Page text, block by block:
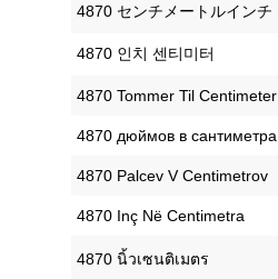
‎4870 センチメートルインチ
‎4870 인치 센티미터
‎4870 Tommer Til Centimeter
‎4870 дюймов в сантиметра
‎4870 Palcev V Centimetrov
‎4870 Inç Në Centimetra
‎4870 นิ้วเซนติเมตร